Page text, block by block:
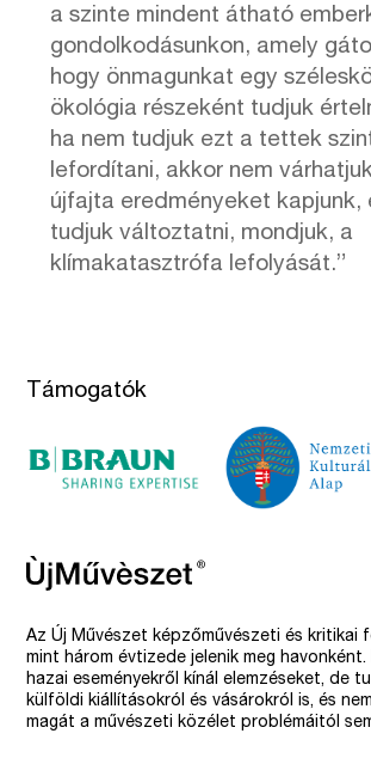
a szinte mindent átható
gondolkodásunkon, amely
hogy önmagunkat egy
ökológia részeként tudjuk
ha nem tudjuk ezt a tettek
lefordítani, akkor nem
újfajta eredményeket kapjunk,
tudjuk változtatni, mondjuk, a
klímakatasztrófa lefolyását.”
Támogatók
Az Új Művészet képzőművészeti és kritikai
mint három évtizede jelenik meg havonként.
hazai eseményekről kínál elemzéseket, de
külföldi kiállításokról és vásárokról is, és
magát a művészeti közélet problémáitól